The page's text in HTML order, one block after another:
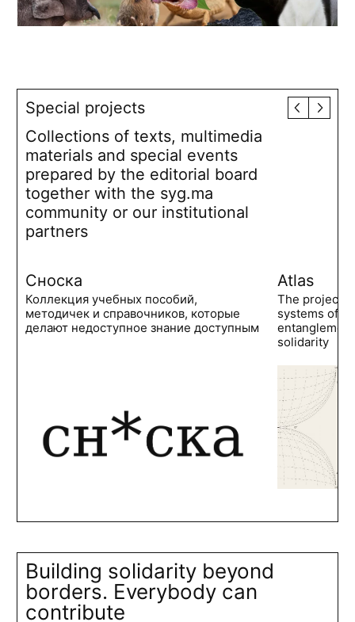
Special projects
Collections of texts, multimedia
materials and special events
prepared by the editorial board
together with the syg.ma
community or our institutional
partners
Сноска
Коллекция учебных пособий,
методичек и справочников, которые
делают недоступное знание доступным
Atlas
The project
systems of
solidarity
Building solidarity beyond
borders. Everybody can
contribute